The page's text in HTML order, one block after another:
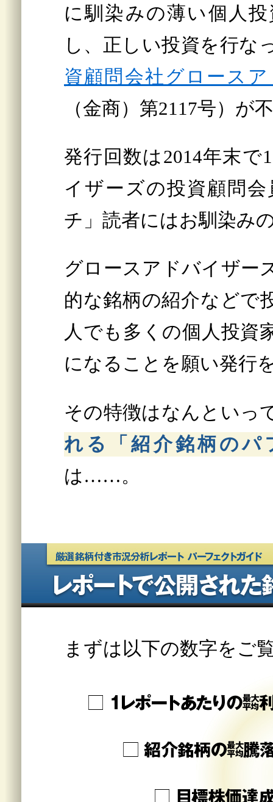
に馴染みの薄い個人
し、正しい投資を行な
資顧問会社グロース
（金商）第2117号）が
発行回数は2014年末
イザーズの投資顧問
チ」読者にはお馴染み
グロースアドバイザー
的な銘柄の紹介などで
人でも多くの個人投資
になることを願い発行
その特徴はなんといっ
れる「紹介銘柄の
は……。
まずは以下の数字をご